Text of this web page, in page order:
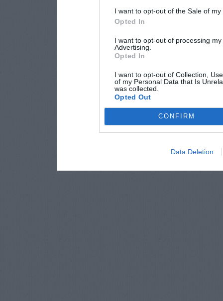
I want to opt-out of the Sale of
Opted In
I want to opt-out of processing
Advertising.
Opted In
I want to opt-out of Collection,
of my Personal Data that Is
was collected.
Opted Out
CONFIRM
Data Deletion